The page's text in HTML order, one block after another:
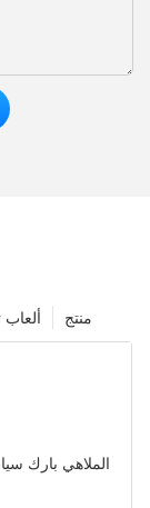
منتج ألعاب